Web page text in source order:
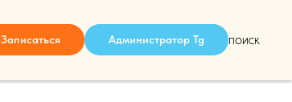
Записаться Администратор Tg ПОИСК